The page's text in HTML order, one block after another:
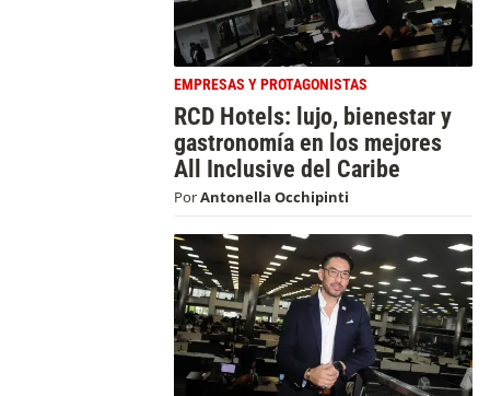
EMPRESAS Y PROTAGONISTAS
RCD Hotels: lujo, bienestar y
gastronomía en los mejores
All Inclusive del Caribe
PorAntonella Occhipinti